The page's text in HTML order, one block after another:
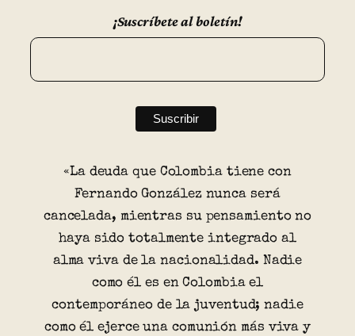
¡Suscríbete al boletín!
«La deuda que Colombia tiene con
Fernando González nunca será
cancelada, mientras su pensamiento no
haya sido totalmente integrado al
alma viva de la nacionalidad. Nadie
como él es en Colombia el
contemporáneo de la juventud; nadie
como él ejerce una comunión más viva y